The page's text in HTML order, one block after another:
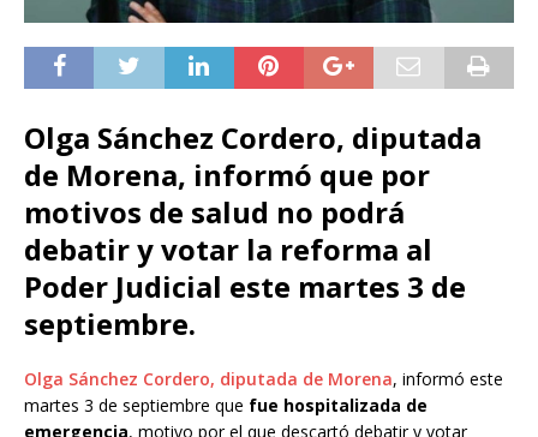
Olga Sánchez Cordero, diputada
de Morena, informó que por
motivos de salud no podrá
debatir y votar la reforma al
Poder Judicial este martes 3 de
septiembre.
Olga Sánchez Cordero, diputada de Morena, informó este
martes 3 de septiembre que fue hospitalizada de
emergencia, motivo por el que descartó debatir y votar